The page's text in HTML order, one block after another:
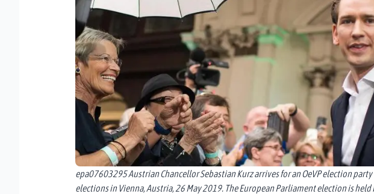
epa07603295 Austrian Chancellor Sebastian Kurz arrives for an OeVP election
elections in Vienna, Austria, 26 May 2019. The European Parliament election is